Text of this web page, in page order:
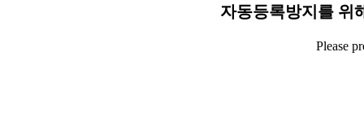
자동등록방지를 위
Please